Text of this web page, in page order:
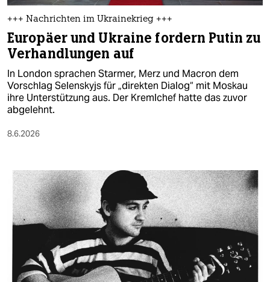
+++ Nachrichten im Ukrainekrieg +++
Europäer und Ukraine fordern Putin zu
Verhandlungen auf
In London sprachen Starmer, Merz und Macron dem
Vorschlag Selenskyjs für „direkten Dialog“ mit Moskau
ihre Unterstützung aus. Der Kremlchef hatte das zuvor
abgelehnt.
8.6.2026